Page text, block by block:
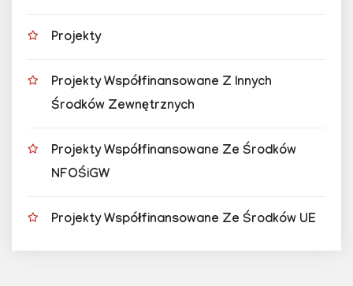
Projekty
Projekty Współfinansowane Z Innych
Środków Zewnętrznych
Projekty Współfinansowane Ze Środków
NFOŚiGW
Projekty Współfinansowane Ze Środków UE